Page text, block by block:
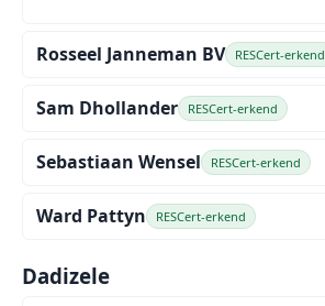
Rosseel Janneman BV RESCert-erkend
Sam Dhollander RESCert-erkend
Sebastiaan Wensel RESCert-erkend
Ward Pattyn RESCert-erkend
Dadizele